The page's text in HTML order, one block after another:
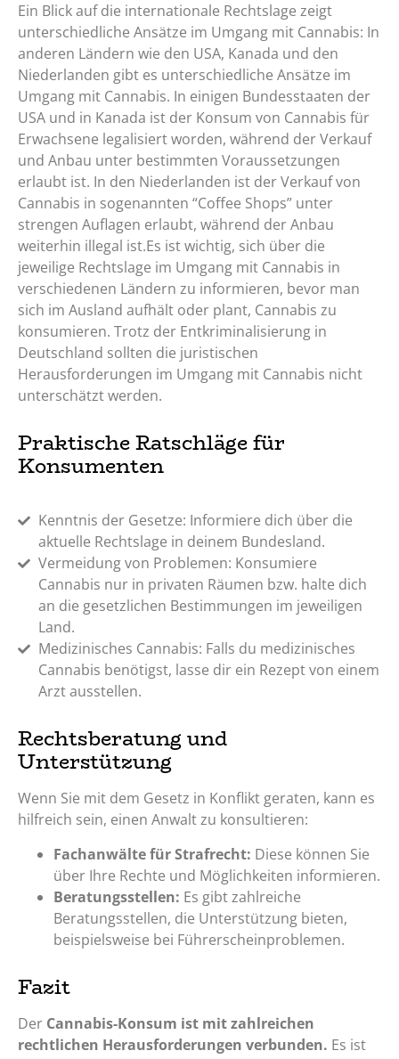
Ein Blick auf die internationale Rechtslage zeigt
unterschiedliche Ansätze im Umgang mit Cannabis: In
anderen Ländern wie den USA, Kanada und den
Niederlanden gibt es unterschiedliche Ansätze im
Umgang mit Cannabis. In einigen Bundesstaaten der
USA und in Kanada ist der Konsum von Cannabis für
Erwachsene legalisiert worden, während der Verkauf
und Anbau unter bestimmten Voraussetzungen
erlaubt ist. In den Niederlanden ist der Verkauf von
Cannabis in sogenannten “Coffee Shops” unter
strengen Auflagen erlaubt, während der Anbau
weiterhin illegal ist.Es ist wichtig, sich über die
jeweilige Rechtslage im Umgang mit Cannabis in
verschiedenen Ländern zu informieren, bevor man
sich im Ausland aufhält oder plant, Cannabis zu
konsumieren. Trotz der Entkriminalisierung in
Deutschland sollten die juristischen
Herausforderungen im Umgang mit Cannabis nicht
unterschätzt werden.
Praktische Ratschläge für
Konsumenten
Kenntnis der Gesetze: Informiere dich über die
aktuelle Rechtslage in deinem Bundesland.
Vermeidung von Problemen: Konsumiere
Cannabis nur in privaten Räumen bzw. halte dich
an die gesetzlichen Bestimmungen im jeweiligen
Land.
Medizinisches Cannabis: Falls du medizinisches
Cannabis benötigst, lasse dir ein Rezept von einem
Arzt ausstellen.
Rechtsberatung und
Unterstützung
Wenn Sie mit dem Gesetz in Konflikt geraten, kann es
hilfreich sein, einen Anwalt zu konsultieren:
Fachanwälte für Strafrecht: Diese können Sie
über Ihre Rechte und Möglichkeiten informieren.
Beratungsstellen: Es gibt zahlreiche
Beratungsstellen, die Unterstützung bieten,
beispielsweise bei Führerscheinproblemen.
Fazit
Der Cannabis-Konsum ist mit zahlreichen
rechtlichen Herausforderungen verbunden. Es ist